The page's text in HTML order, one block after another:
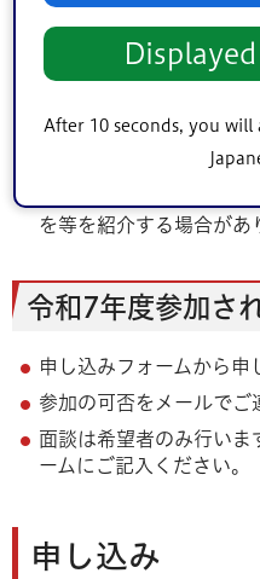
After 10 seconds, you
教室実施日までに、総合
は本人と介助者(保護者
慮事項を確認し、参加の
場(プール)の確認も行い
を等を紹介する場合があ
令和7年度参加さ
申し込みフォームから申
参加の可否をメールでご
面談は希望者のみ行いま
ームにご記入ください。
申し込み